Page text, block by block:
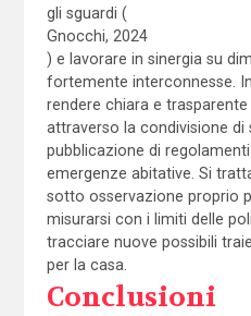
gli sguardi (
Gnocchi, 2024
) e lavorare in sinergia su
fortemente interconnesse.
rendere chiara e
attraverso la condivisione di
pubblicazione di
emergenze abitative. Si
sotto osservazione proprio
misurarsi con i limiti delle
tracciare nuove possibili
per la casa.
Conclusioni